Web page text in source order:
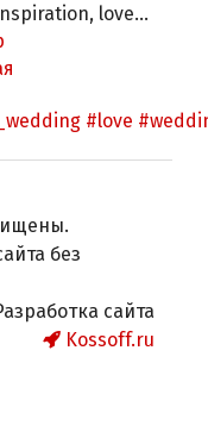
love...
#love
без
сайта
Kossoff.ru